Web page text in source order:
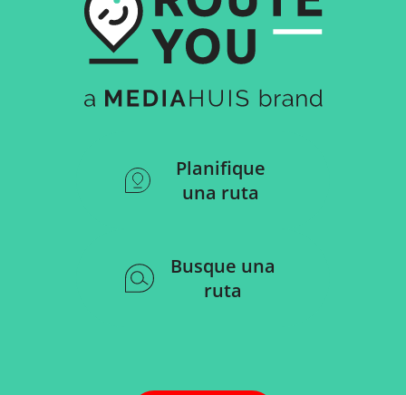
Planifique
una ruta
Busque una
ruta